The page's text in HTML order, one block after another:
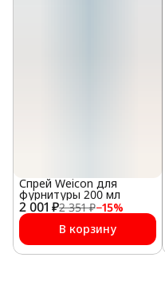
2 001 ₽2 351 ₽−15%
Спрей Weicon для
фурнитуры 200 мл
В корзину